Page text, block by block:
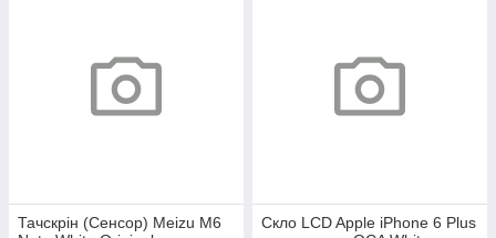
Тачскрін (Сенсор) Meizu M6
Скло LCD Apple iPhone 6 Plus